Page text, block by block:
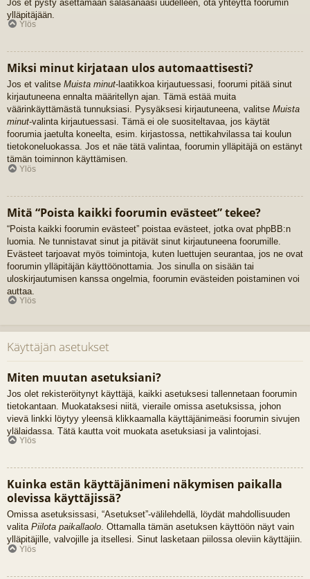
Jos et pysty asettamaan salasanaasi uudelleen, ota yhteyttä foorumin
ylläpitäjään.
Ylös
Miksi minut kirjataan ulos automaattisesti?
Jos et valitse Muista minut-laatikkoa kirjautuessasi, foorumi pitää sinut
kirjautuneena ennalta määritellyn ajan. Tämä estää muita
väärinkäyttämästä tunnuksiasi. Pysyäksesi kirjautuneena, valitse Muista
minut-valinta kirjautuessasi. Tämä ei ole suositeltavaa, jos käytät
foorumia jaetulta koneelta, esim. kirjastossa, nettikahvilassa tai koulun
tietokoneluokassa. Jos et näe tätä valintaa, foorumin ylläpitäjä on estänyt
tämän toiminnon käyttämisen.
Ylös
Mitä “Poista kaikki foorumin evästeet” tekee?
“Poista kaikki foorumin evästeet” poistaa evästeet, jotka ovat phpBB:n
luomia. Ne tunnistavat sinut ja pitävät sinut kirjautuneena foorumille.
Evästeet tarjoavat myös toimintoja, kuten luettujen seurantaa, jos ne ovat
foorumin ylläpitäjän käyttöönottamia. Jos sinulla on sisään tai
uloskirjautumisen kanssa ongelmia, foorumin evästeiden poistaminen voi
auttaa.
Ylös
Käyttäjän asetukset
Miten muutan asetuksiani?
Jos olet rekisteröitynyt käyttäjä, kaikki asetuksesi tallennetaan foorumin
tietokantaan. Muokataksesi niitä, vieraile omissa asetuksissa, johon
vievä linkki löytyy yleensä klikkaamalla käyttäjänimeäsi foorumin sivujen
ylälaidassa. Tätä kautta voit muokata asetuksiasi ja valintojasi.
Ylös
Kuinka estän käyttäjänimeni näkymisen paikalla
olevissa käyttäjissä?
Omissa asetuksissasi, “Asetukset”-välilehdellä, löydät mahdollisuuden
valita Piilota paikallaolo. Ottamalla tämän asetuksen käyttöön näyt vain
ylläpitäjille, valvojille ja itsellesi. Sinut lasketaan piilossa oleviin käyttäjiin.
Ylös